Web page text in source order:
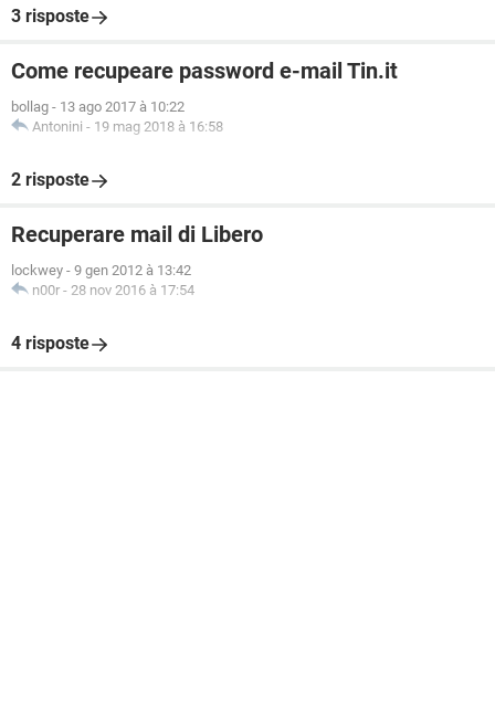
3 risposte
Come recupeare password e-mail Tin.it
bollag - 13 ago 2017 à 10:22
Antonini - 19 mag 2018 à 16:58
2 risposte
Recuperare mail di Libero
lockwey - 9 gen 2012 à 13:42
n00r - 28 nov 2016 à 17:54
4 risposte